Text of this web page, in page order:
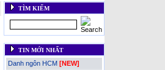
TÌM KIẾM
TIN MỚI NHẤT
Danh ngôn HCM [NEW]